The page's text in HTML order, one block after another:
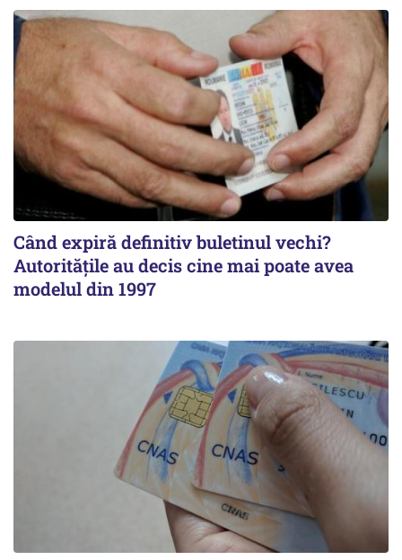
Când expiră definitiv buletinul vechi?
Autoritățile au decis cine mai poate avea
modelul din 1997